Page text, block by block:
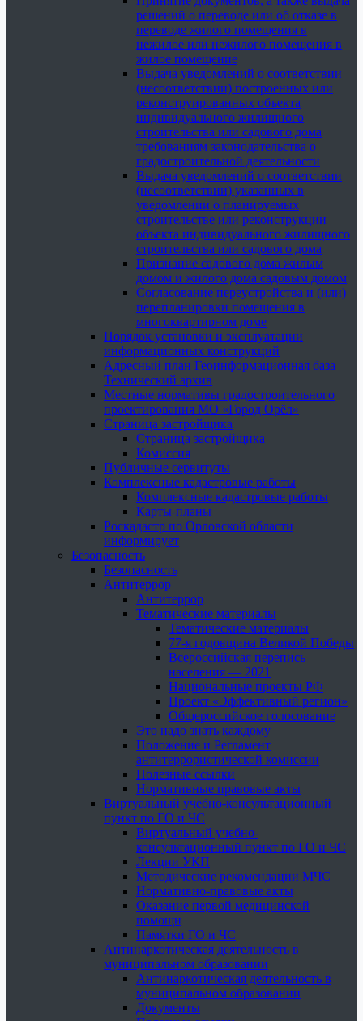
решений о переводе или об отказе в
переводе жилого помещения в
нежилое или нежилого помещения в
жилое помещение
Выдача уведомлений о соответствии
(несоответствии) построенных или
реконструированных объекта
индивидуального жилищного
строительства или садового дома
требованиям законодательства о
градостроительной деятельности
Выдача уведомлений о соответствии
(несоответствии) указанных в
уведомлении о планируемых
строительстве или реконструкции
объекта индивидуального жилищного
строительства или садового дома
Признание садового дома жилым
домом и жилого дома садовым домом
Согласование переустройства и (или)
перепланировки помещения в
многоквартирном доме
Порядок установки и эксплуатации
информационных конструкций
Адресный план Геоинформационная база
Технический архив
Местные нормативы градостроительного
проектирования МО «Город Орёл»
Страница застройщика
Страница застройщика
Комиссия
Публичные сервитуты
Комплексные кадастровые работы
Комплексные кадастровые работы
Карты-планы
Роскадастр по Орловской области
информирует
Безопасность
Безопасность
Антитеррор
Антитеррор
Тематические материалы
Тематические материалы
77-я годовщина Великой Победы
Всероссийская перепись
населения — 2021
Национальные проекты РФ
Проект «Эффективный регион»
Общероссийское голосование
Это надо знать каждому
Положение и Регламент
антитеррористической комиссии
Полезные ссылки
Нормативные правовые акты
Виртуальный учебно-консультационный
пункт по ГО и ЧС
Виртуальный учебно-
консультационный пункт по ГО и ЧС
Лекции УКП
Методические рекомендации МЧС
Нормативно-правовые акты
Оказание первой медицинской
помощи
Памятки ГО и ЧС
Антинаркотическая деятельность в
муниципальном образовании
Антинаркотическая деятельность в
муниципальном образовании
Документы